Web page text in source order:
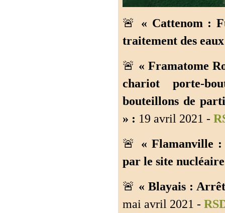
🚨 « Cattenom :
traitement des
🚨 « Framatome
chariot porte-
bouteillons de
» : 19 avril 2021 -
🚨 « Flamanville :
par le site
🚨 « Blayais :
mai avril 2021 -